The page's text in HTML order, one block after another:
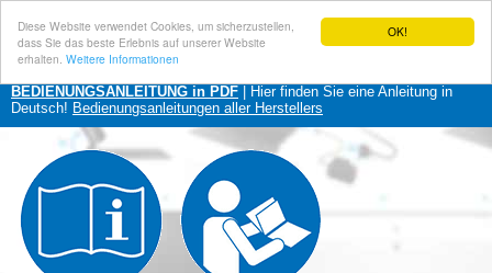
OK!
Diese Website verwendet Cookies, um sicherzustellen,
dass Sie das beste Erlebnis auf unserer Website
erhalten. Weitere Informationen
BEDIENUNGSANLEITUNG in PDF | Hier finden Sie eine Anleitung in
Deutsch! Bedienungsanleitungen aller Herstellers